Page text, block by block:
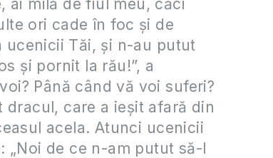
ai milă de fiul meu, căci
ori cade în foc şi de
ucenicii Tăi, şi n-au putut
şi pornit la rău!”, a
Până când vă voi suferi?
dracul, care a ieşit afară din
acela. Atunci ucenicii
„Noi de ce n-am putut să-l